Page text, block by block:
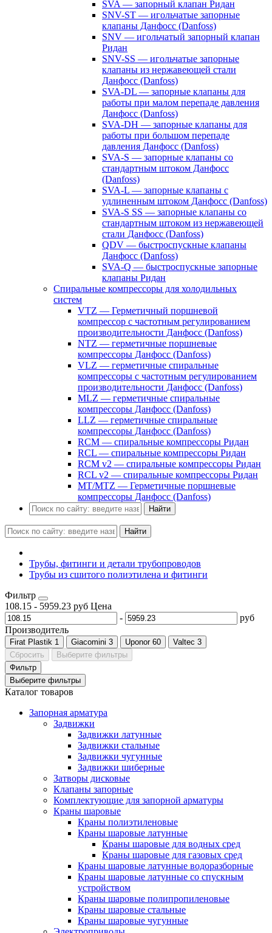
SVA — запорный клапан Ридан
SNV-ST — игольчатые запорные
клапаны Данфосс (Danfoss)
SNV — игольчатый запорный клапан
Ридан
SNV-SS — игольчатые запорные
клапаны из нержавеющей стали
Данфосс (Danfoss)
SVA-DL — запорные клапаны для
работы при малом перепаде давления
Данфосс (Danfoss)
SVA-DH — запорные клапаны для
работы при большом перепаде
давления Данфосс (Danfoss)
SVA-S — запорные клапаны со
стандартным штоком Данфосс
(Danfoss)
SVA-L — запорные клапаны с
удлиненным штоком Данфосс (Danfoss)
SVA-S SS — запорные клапаны со
стандартным штоком из нержавеющей
стали Данфосс (Danfoss)
QDV — быстроспускные клапаны
Данфосс (Danfoss)
SVA-Q — быстроспускные запорные
клапаны Ридан
Спиральные компрессоры для холодильных
систем
VTZ — Герметичный поршневой
компрессор с частотным регулированием
производительности Данфосс (Danfoss)
NTZ — герметичные поршневые
компрессоры Данфосс (Danfoss)
VLZ — герметичные спиральные
компрессоры с частотным регулированием
производительности Данфосс (Danfoss)
MLZ — герметичные спиральные
компрессоры Данфосс (Danfoss)
LLZ — герметичные спиральные
компрессоры Данфосс (Danfoss)
RCM — спиральные компрессоры Ридан
RCL — спиральные компрессоры Ридан
RCM v2 — спиральные компрессоры Ридан
RCL v2 — спиральные компрессоры Ридан
MT/MTZ — Герметичные поршневые
компрессоры Данфосс (Danfoss)
Найти
Найти
Трубы, фитинги и детали трубопроводов
Трубы из сшитого полиэтилена и фитинги
Фильтр
108.15 - 5959.23 руб Цена
-
руб
Производитель
Firat Plastik 1 Giacomini 3 Uponor 60 Valtec 3
Сбросить
Выберите фильтры
Фильтр
Выберите фильтры
Каталог товаров
Запорная арматура
Задвижки
Задвижки латунные
Задвижки стальные
Задвижки чугунные
Задвижки шиберные
Затворы дисковые
Клапаны запорные
Комплектующие для запорной арматуры
Краны шаровые
Краны полиэтиленовые
Краны шаровые латунные
Краны шаровые для водных сред
Краны шаровые для газовых сред
Краны шаровые латунные водоразборные
Краны шаровые латунные со спускным
устройством
Краны шаровые полипропиленовые
Краны шаровые стальные
Краны шаровые чугунные